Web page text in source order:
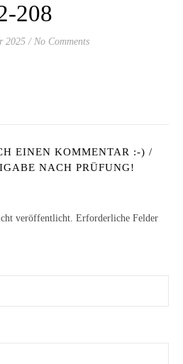
208
2025 / No Comments
EINEN KOMMENTAR :-) /
NACH PRÜFUNG!
veröffentlicht. Erforderliche Felder